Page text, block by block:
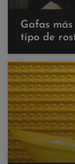
Gafas
tipo de